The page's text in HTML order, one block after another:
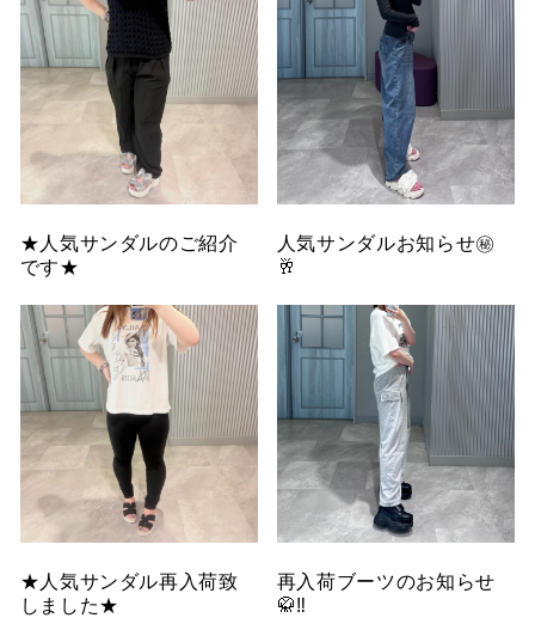
★人気サンダルのご紹介
です★
人気サンダルお知らせ㊙️
🥂
★人気サンダル再入荷致
しました★
再入荷ブーツのお知らせ
🥋‼️